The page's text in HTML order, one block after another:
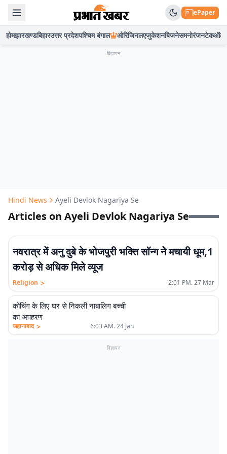
ePaper
होमझारखण्डबिहारउत्तर प्रदेशपश्चिम बंगाल ओरिजिनलएजुकेशनबिजनेसमनोरंजनटेकऑटो
विज्ञापन
Hindi News Ayeli Devlok Nagariya Se
Articles on Ayeli Devlok Nagariya Se
नवरात्र में अनु दुबे के भोजपुरी भक्ति सॉन्ग ने मचायी धूम,1
करोड़ से अधिक मिले व्यूज
Religion > 2:01 PM. 27 Mar
कोचिंग के लिए घर से निकली नाबालिग बच्ची
का अपहरण
जहानाबाद > 6:03 AM. 24 Jan
विज्ञापन